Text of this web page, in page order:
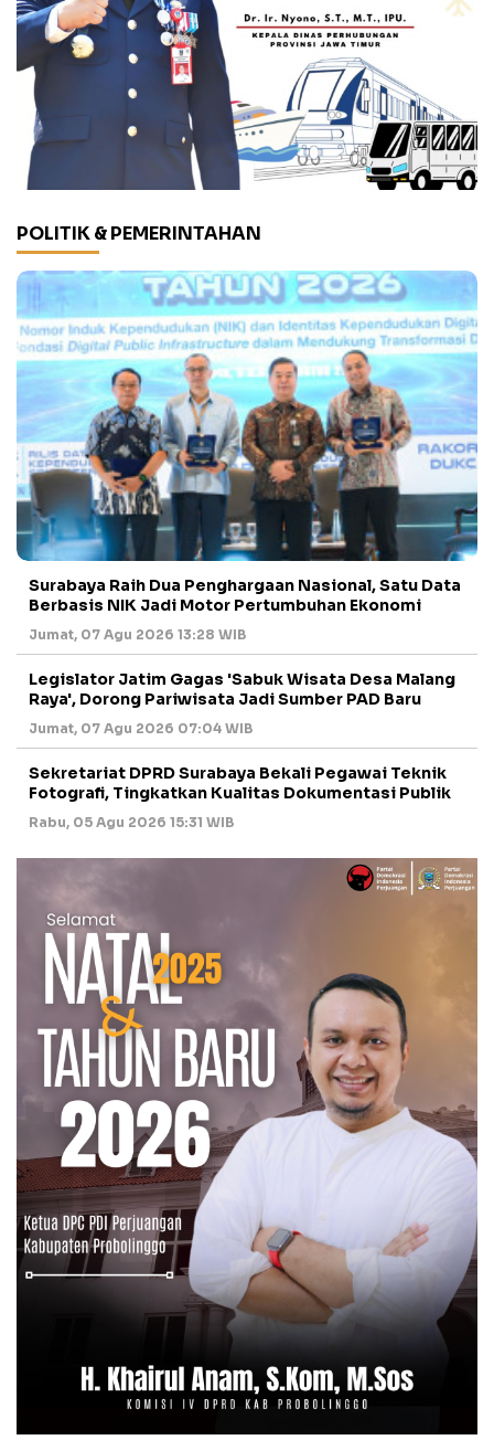
POLITIK & PEMERINTAHAN
Surabaya Raih Dua Penghargaan Nasional, Satu Data
Berbasis NIK Jadi Motor Pertumbuhan Ekonomi
Jumat, 07 Agu 2026 13:28 WIB
Legislator Jatim Gagas 'Sabuk Wisata Desa Malang
Raya', Dorong Pariwisata Jadi Sumber PAD Baru
Jumat, 07 Agu 2026 07:04 WIB
Sekretariat DPRD Surabaya Bekali Pegawai Teknik
Fotografi, Tingkatkan Kualitas Dokumentasi Publik
Rabu, 05 Agu 2026 15:31 WIB